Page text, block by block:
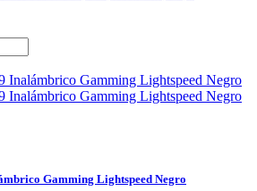
Gamming Lightspeed Negro